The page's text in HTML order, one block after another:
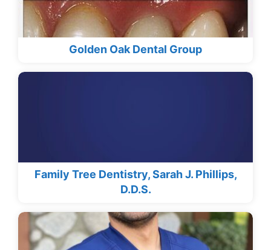
Golden Oak Dental Group
Family Tree Dentistry, Sarah J. Phillips,
D.D.S.